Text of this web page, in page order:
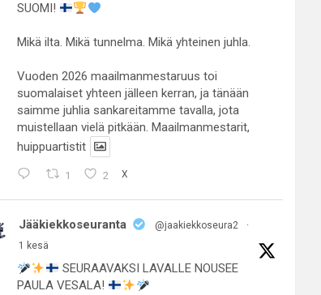
SUOMI!
Mikä ilta. Mikä tunnelma. Mikä yhteinen juhla.
Vuoden 2026 maailmanmestaruus toi
suomalaiset yhteen jälleen kerran, ja tänään
saimme juhlia sankareitamme tavalla, jota
muistellaan vielä pitkään. Maailmanmestarit,
huippuartistit
1 2 X
Jääkiekkoseuranta @jaakiekkoseura2
·
1 kesä
SEURAAVAKSI LAVALLE NOUSEE
PAULA VESALA!